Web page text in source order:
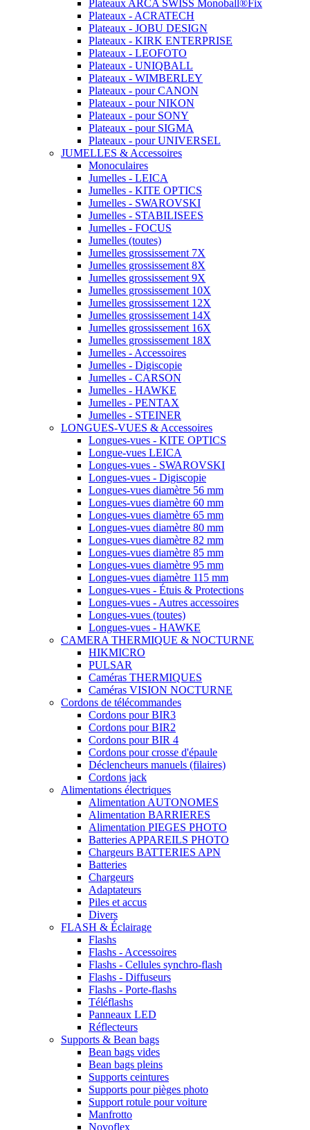
Plateaux ARCA SWISS Monoball®Fix
Plateaux - ACRATECH
Plateaux - JOBU DESIGN
Plateaux - KIRK ENTERPRISE
Plateaux - LEOFOTO
Plateaux - UNIQBALL
Plateaux - WIMBERLEY
Plateaux - pour CANON
Plateaux - pour NIKON
Plateaux - pour SONY
Plateaux - pour SIGMA
Plateaux - pour UNIVERSEL
JUMELLES & Accessoires
Monoculaires
Jumelles - LEICA
Jumelles - KITE OPTICS
Jumelles - SWAROVSKI
Jumelles - STABILISEES
Jumelles - FOCUS
Jumelles (toutes)
Jumelles grossissement 7X
Jumelles grossissement 8X
Jumelles grossissement 9X
Jumelles grossissement 10X
Jumelles grossissement 12X
Jumelles grossissement 14X
Jumelles grossissement 16X
Jumelles grossissement 18X
Jumelles - Accessoires
Jumelles - Digiscopie
Jumelles - CARSON
Jumelles - HAWKE
Jumelles - PENTAX
Jumelles - STEINER
LONGUES-VUES & Accessoires
Longues-vues - KITE OPTICS
Longue-vues LEICA
Longues-vues - SWAROVSKI
Longues-vues - Digiscopie
Longues-vues diamètre 56 mm
Longues-vues diamètre 60 mm
Longues-vues diamètre 65 mm
Longues-vues diamètre 80 mm
Longues-vues diamètre 82 mm
Longues-vues diamètre 85 mm
Longues-vues diamètre 95 mm
Longues-vues diamètre 115 mm
Longues-vues - Étuis & Protections
Longues-vues - Autres accessoires
Longues-vues (toutes)
Longues-vues - HAWKE
CAMERA THERMIQUE & NOCTURNE
HIKMICRO
PULSAR
Caméras THERMIQUES
Caméras VISION NOCTURNE
Cordons de télécommandes
Cordons pour BIR3
Cordons pour BIR2
Cordons pour BIR 4
Cordons pour crosse d'épaule
Déclencheurs manuels (filaires)
Cordons jack
Alimentations électriques
Alimentation AUTONOMES
Alimentation BARRIERES
Alimentation PIEGES PHOTO
Batteries APPAREILS PHOTO
Chargeurs BATTERIES APN
Batteries
Chargeurs
Adaptateurs
Piles et accus
Divers
FLASH & Éclairage
Flashs
Flashs - Accessoires
Flashs - Cellules synchro-flash
Flashs - Diffuseurs
Flashs - Porte-flashs
Téléflashs
Panneaux LED
Réflecteurs
Supports & Bean bags
Bean bags vides
Bean bags pleins
Supports ceintures
Supports pour pièges photo
Support rotule pour voiture
Manfrotto
Novoflex